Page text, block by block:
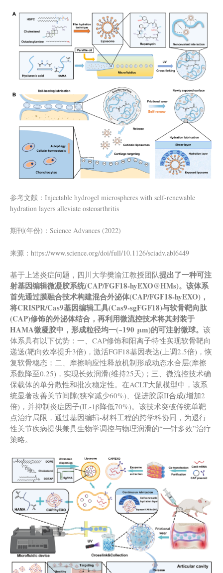
参考文献：Injectable hydrogel microspheres with self-renewable
hydration layers alleviate osteoarthritis
期刊(年份)：Science Advances (2022)
来源：https://www.science.org/doi/full/10.1126/sciadv.abl6449
基于上述炎症问题，四川大学樊渝江教授团队提出了一种可注
射基因编辑微凝胶系统(CAP/FGF18-hyEXO@HMs)。该体系
首先通过膜融合技术构建混合外泌体(CAP/FGF18-hyEXO) ，
将CRISPR/Cas9基因编辑工具(Cas9-sgFGF18)与软骨靶向肽
(CAP)修饰的外泌体结合，再利用微流控技术将其封装于
HAMA微凝胶中，形成粒径均一(~190 μm)的可注射微球。 该
体系具有以下优势：一、CAP修饰和阳离子特性实现软骨靶向
递送(靶向效率提升3倍)，激活FGF18基因表达(上调2.5倍)，恢
复软骨稳态；二、摩擦响应性释放机制形成动态水合层(摩擦
系数降至0.25)，实现长效润滑(维持25天)；三、微流控技术确
保载体的单分散性和批次稳定性。在ACLT大鼠模型中，该系
统显著改善关节间隙(狭窄减少60%)、促进胶原II合成(增加2
倍)，并抑制炎症因子(IL-1β降低70%)。该技术突破传统单靶
点治疗局限，通过基因编辑-材料工程的跨学科协同，为退行
性关节疾病提供兼具生物学调控与物理润滑的“一针多效”治疗
策略。